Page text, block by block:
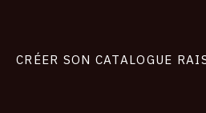
CRÉER SON CATALOGUE